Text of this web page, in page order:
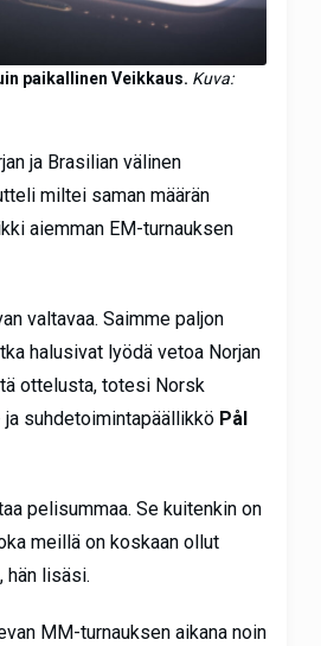
paikallinen Veikkaus. Kuva:
ja Brasilian välinen
miltei saman määrän
aiemman EM-turnauksen
valtavaa. Saimme paljon
halusivat lyödä vetoa Norjan
ottelusta, totesi Norsk
suhdetoimintapäällikköPål
pelisummaa. Se kuitenkin on
meillä on koskaan ollut
hän lisäsi.
MM-turnauksen aikana noin